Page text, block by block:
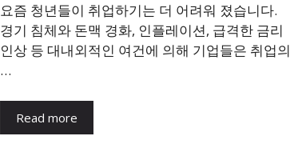
요즘 청년들이 취업하기는 더 어려워 졌습니다.
경기 침체와 돈맥 경화, 인플레이션, 급격한 금리
인상 등 대내외적인 여건에 의해 기업들은 취업의
…
Read more